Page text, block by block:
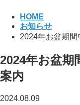
HOME
お知らせ
2024年お盆期
2024年お盆期
案内
2024.08.09